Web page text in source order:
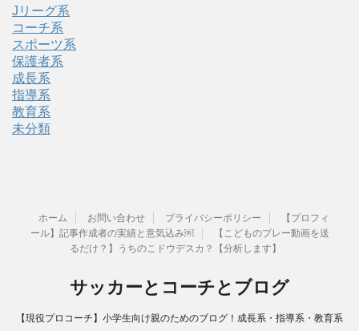
Jリーグ系
コーチ系
スポーツ系
保護者系
成長系
指導系
教育系
未分類
ホーム お問い合わせ プライバシーポリシー
【プロフィ
ール】記事作成者の実績と意気込み￼
【こどものプレー動画を送
るだけ？】うちのこドウデスカ？【分析します】
サッカーとコーチとブログ
【現役プロコーチ】小学生向け親のためのブログ！成長系・指導系・教育系